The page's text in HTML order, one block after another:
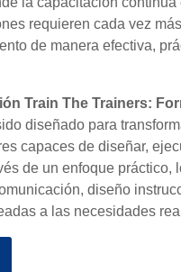
requieren cada vez
de manera efectiva,
Train The Trainers:
diseñado para
capaces de diseñar,
de un enfoque práctico,
diseño
a las necesidades